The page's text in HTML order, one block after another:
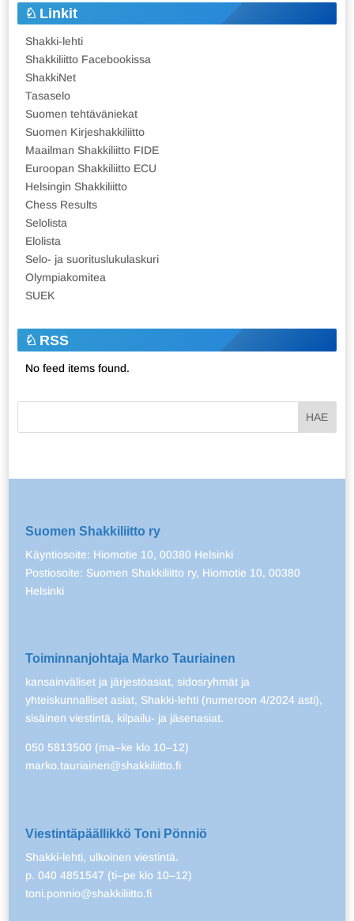
Linkit
Shakki-lehti
Shakkiliitto Facebookissa
ShakkiNet
Tasaselo
Suomen tehtäväniekat
Suomen Kirjeshakkiliitto
Maailman Shakkiliitto FIDE
Euroopan Shakkiliitto ECU
Helsingin Shakkiliitto
Chess Results
Selolista
Elolista
Selo- ja suorituslukulaskuri
Olympiakomitea
SUEK
RSS
No feed items found.
Suomen Shakkiliitto ry
Käyntiosoite: Hiomotie 10, 00380 Helsinki
Postiosoite: Suomen Shakkiliitto ry, Hiomotie 10, 00380
Helsinki
Toiminnanjohtaja Marko Tauriainen
kansainväliset ja järjestöasiat, sidosryhmät ja
yhteiskunnalliset asiat, Shakki-lehti (numeroon 4/2024 asti),
sisäinen viestintä, kilpailu- ja jäsenasiat.
050 5813500 (ma–ke klo 10–12)
marko.tauriainen@shakkiliitto.fi
Viestintäpäällikkö Toni Pönniö
Shakki-lehti, ulkoinen viestintä.
p. 040 4851547 (ti–pe klo 10–12)
toni.ponnio@shakkiliitto.fi